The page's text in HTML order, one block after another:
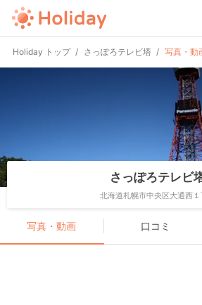
Holiday トップ さっぽろテレビ塔 写真・動
さっぽろテレビ
北海道札幌市中央区大通西１
写真・動画 口コミ